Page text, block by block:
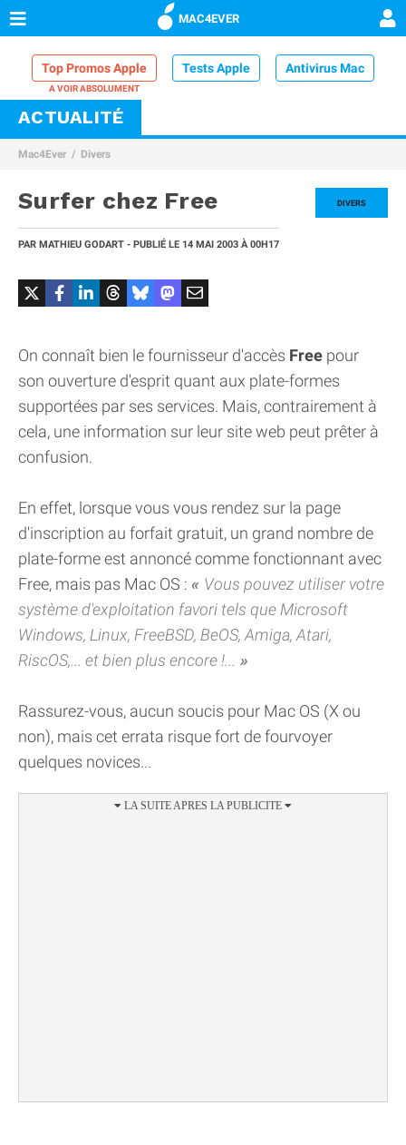
MAC4EVER
Top Promos Apple Tests Apple Antivirus Mac
VPN Mac
Comparatif iPhone
ACTUALITÉ
Mac4Ever Divers
DIVERS
Surfer chez Free
PAR MATHIEU GODART - PUBLIÉ LE 14 MAI 2003 À 00H17
On connaît bien le fournisseur d'accès Free pour
son ouverture d'esprit quant aux plate-formes
supportées par ses services. Mais, contrairement à
cela, une information sur leur site web peut prêter à
confusion.
En effet, lorsque vous vous rendez sur la page
d'inscription au forfait gratuit, un grand nombre de
plate-forme est annoncé comme fonctionnant avec
Free, mais pas Mac OS :
Vous pouvez utiliser votre
système d'exploitation favori tels que Microsoft
Windows, Linux, FreeBSD, BeOS, Amiga, Atari,
RiscOS,... et bien plus encore !...
Rassurez-vous, aucun soucis pour Mac OS (X ou
non), mais cet errata risque fort de fourvoyer
quelques novices...